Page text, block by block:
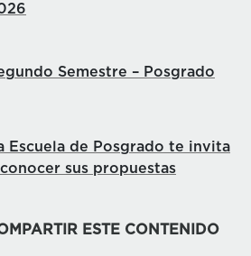
Semestre – Posgrado
Escuela de Posgrado te invita
sus propuestas
ESTE CONTENIDO